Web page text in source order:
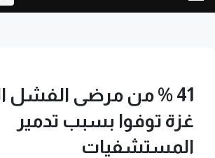
41 % من مرضى الفشل
غزة توفوا بسبب تدمير
المستشفيات